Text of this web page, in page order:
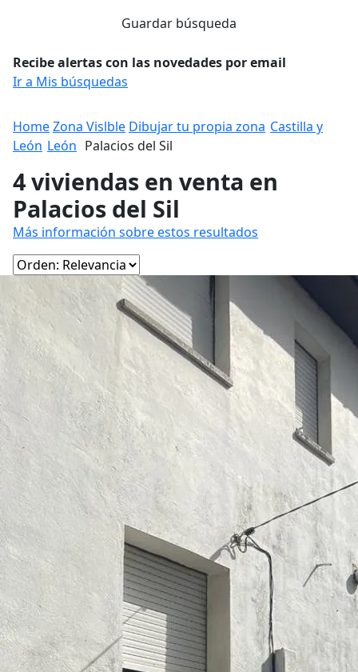
Guardar búsqueda
Recibe alertas con las novedades por email
Ir a Mis búsquedas
HomeZona Vislble Dibujar tu propia zona Castilla y
León León Palacios del Sil
4 viviendas en venta en
Palacios del Sil
Más información sobre estos resultados